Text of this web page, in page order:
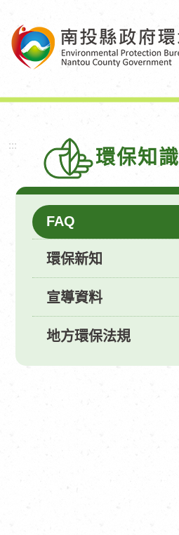
主
容
塊:::
環保知識
FAQ
環保新知
宣導資料
地方環保法規